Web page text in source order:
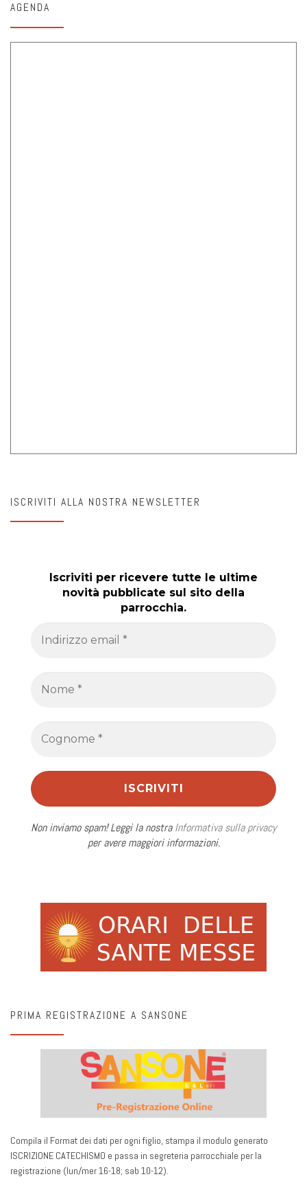
AGENDA
ISCRIVITI ALLA NOSTRA NEWSLETTER
Iscriviti per ricevere tutte le ultime
novità pubblicate sul sito della
parrocchia.
Non inviamo spam! Leggi la nostraInformativa sulla privacy
per avere maggiori informazioni.
PRIMA REGISTRAZIONE A SANSONE
Compila il Format dei dati per ogni figlio, stampa il modulo generato
ISCRIZIONE CATECHISMO e passa in segreteria parrocchiale per la
registrazione (lun/mer 16-18; sab 10-12).